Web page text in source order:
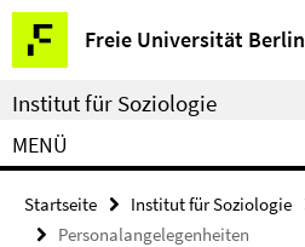
Springe
direkt
zu
Inhalt
Freie Universität Berlin
Service-
Navigation
Institut für Soziologie
MENÜ
Startseite Institut für Soziologie
Personalangelegenheiten